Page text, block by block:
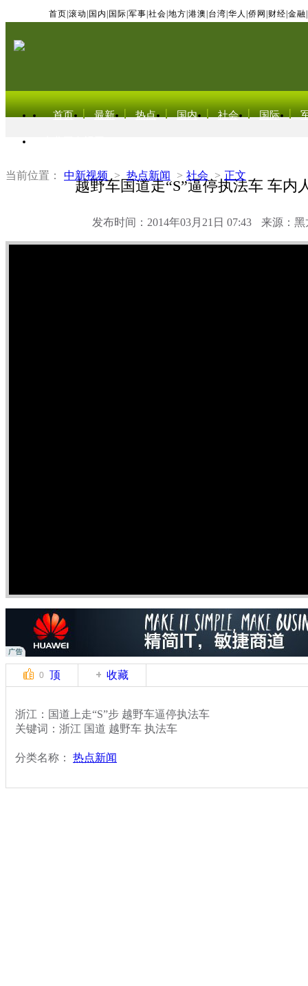
首页 滚动 国内 国际 军事 社会 地方 港澳 台湾 华人 侨网 财经 金融
首页 最新 热点 国内 社会 国际
当前位置： 中新视频 > 热点新闻 > 社会 > 正文
越野车国道走“S”逼停执法车 车内
发布时间：2014年03月21日 07:43 来源：黑
0 顶 收藏
浙江：国道上走“S”步 越野车逼停执法车
关键词：浙江 国道 越野车 执法车
分类名称： 热点新闻